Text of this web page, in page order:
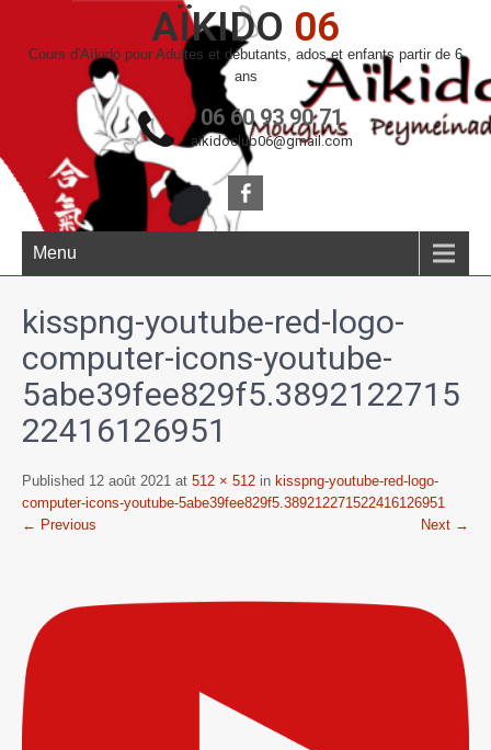
AÏKIDO 06
Cours d'Aïkido pour Adultes et débutants, ados et enfants partir de 6
ans
06 60 93 90 71
aikidoclub06@gmail.com
Menu
kisspng-youtube-red-logo-
computer-icons-youtube-
5abe39fee829f5.3892122715
22416126951
Published 12 août 2021 at 512 × 512 in kisspng-youtube-red-logo-
computer-icons-youtube-5abe39fee829f5.389212271522416126951
← Previous
Next →